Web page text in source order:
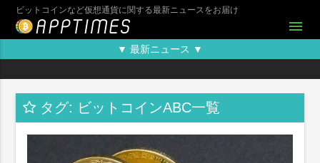
ビットコインなど仮想通貨に関する最新ニュースをお届け
menu
▼ 最新ニュース ▼
タグ: ビットコインABC一覧